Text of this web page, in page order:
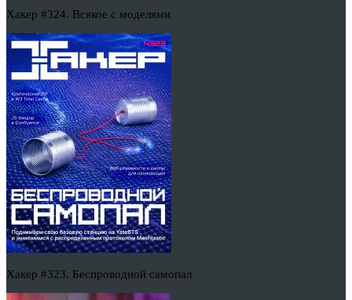
Хакер #324. Всякое с моделями
Хакер #323. Беспроводной самопал